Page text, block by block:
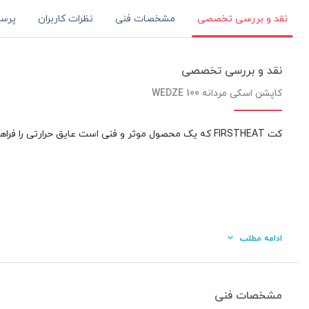
نقد و بررسی تخصصی مشخصات فنی نظرات کاربران
نقد و بررسی تخصصی
کاپشن اسکی مردانه 100 WEDZE
کت FIRSTHEAT که یک محصول موثر و فنی است عایق حرارتی را فراهم می کند که به شما امکان می دهد حتی در سردترین هوا از اسکی لذت ببرید.
ادامه مطلب
مشخصات فنی